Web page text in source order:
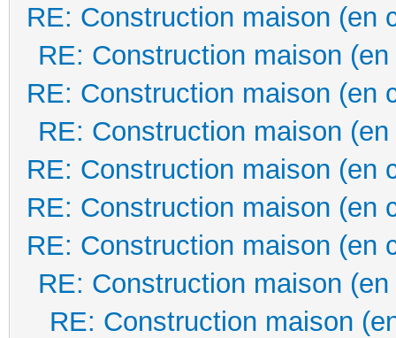
RE: Construction maison (en
RE: Construction maison
RE: Construction maison (en
RE: Construction maison
RE: Construction maison (en
RE: Construction maison (en
RE: Construction maison (en
RE: Construction maison
RE: Construction maison